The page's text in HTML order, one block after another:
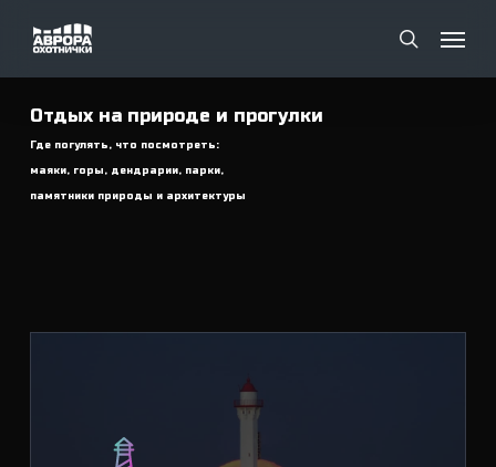
content
search
Menu
Отдых на природе и прогулки
Где погулять, что посмотреть:
маяки, горы, дендрарии, парки,
памятники природы и архитектуры